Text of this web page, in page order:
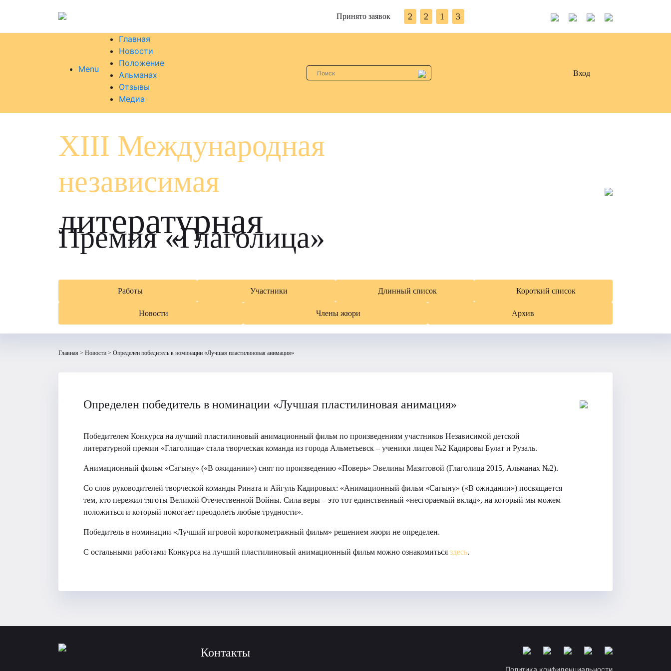
Принято заявок 2 2 1 3
Menu
Главная
Новости
Положение
Альманах
Отзывы
Медиа
Вход
XIII Международная
независимая
литературная
Премия «Глаголица»
Работы Участники Длинный список Короткий список
Новости Члены жюри Архив
Главная Новости Определен победитель в номинации «Лучшая пластилиновая анимация»
Определен победитель в номинации «Лучшая пластилиновая анимация»
Победителем Конкурса на лучший пластилиновый анимационный фильм по произведениям участников Независимой детской
литературной премии «Глаголица» стала творческая команда из города Альметьевск – ученики лицея №2 Кадировы Булат и Рузаль.
Анимационный фильм «Сагыну» («В ожидании») снят по произведению «Поверь» Эвелины Мазитовой (Глаголица 2015, Альманах №2).
Со слов руководителей творческой команды Рината и Айгуль Кадировых: «Анимационный фильм «Сагыну» («В ожидании») посвящается
тем, кто пережил тяготы Великой Отечественной Войны. Сила веры – это тот единственный «несгораемый вклад», на который мы можем
положиться и который помогает преодолеть любые трудности».
Победитель в номинации «Лучший игровой короткометражный фильм» решением жюри не определен.
С остальными работами Конкурса на лучший пластилиновый анимационный фильм можно ознакомиться здесь.
Контакты
Политика конфиденциальности